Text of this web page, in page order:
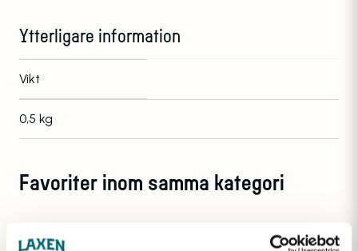
Ytterligare information
Vikt
0,5 kg
Favoriter inom samma kategori